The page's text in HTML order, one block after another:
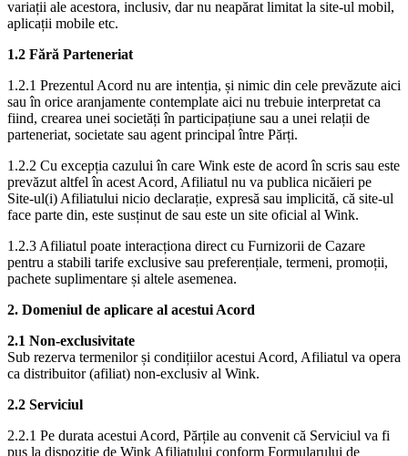
variații ale acestora, inclusiv, dar nu neapărat limitat la site-ul mobil,
aplicații mobile etc.
1.2 Fără Parteneriat
1.2.1 Prezentul Acord nu are intenția, și nimic din cele prevăzute aici
sau în orice aranjamente contemplate aici nu trebuie interpretat ca
fiind, crearea unei societăți în participațiune sau a unei relații de
parteneriat, societate sau agent principal între Părți.
1.2.2 Cu excepția cazului în care Wink este de acord în scris sau este
prevăzut altfel în acest Acord, Afiliatul nu va publica nicăieri pe
Site-ul(i) Afiliatului nicio declarație, expresă sau implicită, că site-ul
face parte din, este susținut de sau este un site oficial al Wink.
1.2.3 Afiliatul poate interacționa direct cu Furnizorii de Cazare
pentru a stabili tarife exclusive sau preferențiale, termeni, promoții,
pachete suplimentare și altele asemenea.
2. Domeniul de aplicare al acestui Acord
2.1 Non-exclusivitate
Sub rezerva termenilor și condițiilor acestui Acord, Afiliatul va opera
ca distribuitor (afiliat) non-exclusiv al Wink.
2.2 Serviciul
2.2.1 Pe durata acestui Acord, Părțile au convenit că Serviciul va fi
pus la dispoziție de Wink Afiliatului conform Formularului de